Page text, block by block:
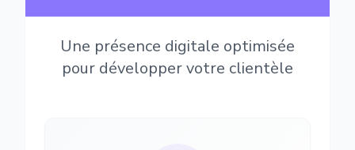
Une présence digitale optimisée
pour développer votre clientèle